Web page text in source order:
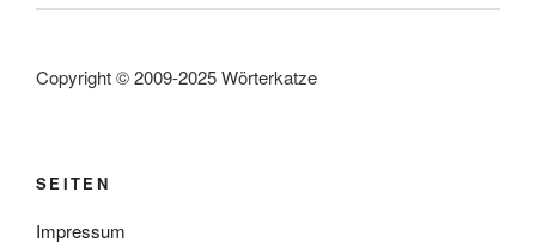
Copyright © 2009-2025 Wörterkatze
SEITEN
Impressum